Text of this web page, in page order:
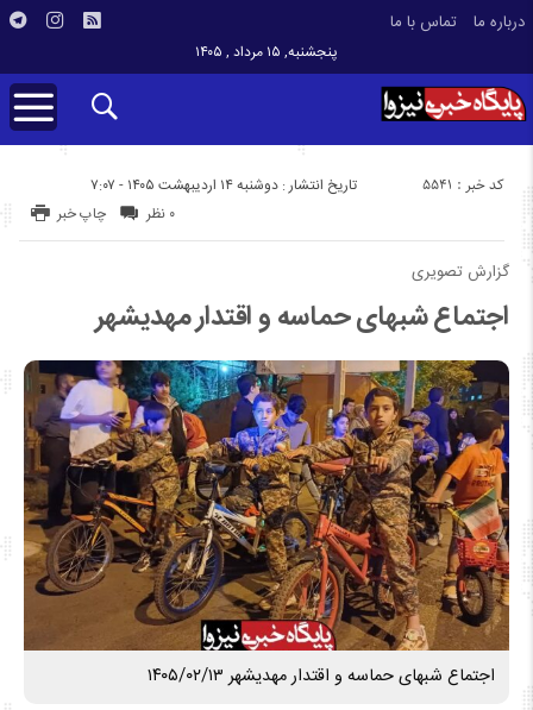
درباره ما تماس با ما
پنجشنبه, ۱۵ مرداد , ۱۴۰۵
تاریخ انتشار : دوشنبه ۱۴ اردیبهشت ۱۴۰۵ - ۷:۰۷ کد خبر : 5541
چاپ خبر ۰ نظر
گزارش تصویری
اجتماع شبهای حماسه و اقتدار مهدیشهر
اجتماع شبهای حماسه و اقتدار مهدیشهر ۱۴۰۵/۰۲/۱۳